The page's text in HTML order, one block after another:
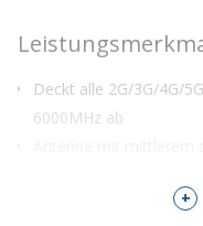
Deckt alle 2G/3G/4G/
6000MHz ab
+